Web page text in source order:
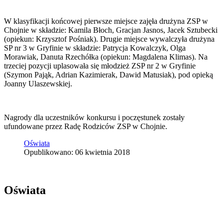
W klasyfikacji końcowej pierwsze miejsce zajęła drużyna ZSP w
Chojnie w składzie: Kamila Błoch, Gracjan Jasnos, Jacek Sztubecki
(opiekun: Krzysztof Pośniak). Drugie miejsce wywalczyła drużyna
SP nr 3 w Gryfinie w składzie: Patrycja Kowalczyk, Olga
Morawiak, Danuta Rzechółka (opiekun: Magdalena Klimas). Na
trzeciej pozycji uplasowała się młodzież ZSP nr 2 w Gryfinie
(Szymon Pająk, Adrian Kazimierak, Dawid Matusiak), pod opieką
Joanny Ulaszewskiej.
Nagrody dla uczestników konkursu i poczęstunek zostały
ufundowane przez Radę Rodziców ZSP w Chojnie.
Oświata
Opublikowano: 06 kwietnia 2018
Oświata